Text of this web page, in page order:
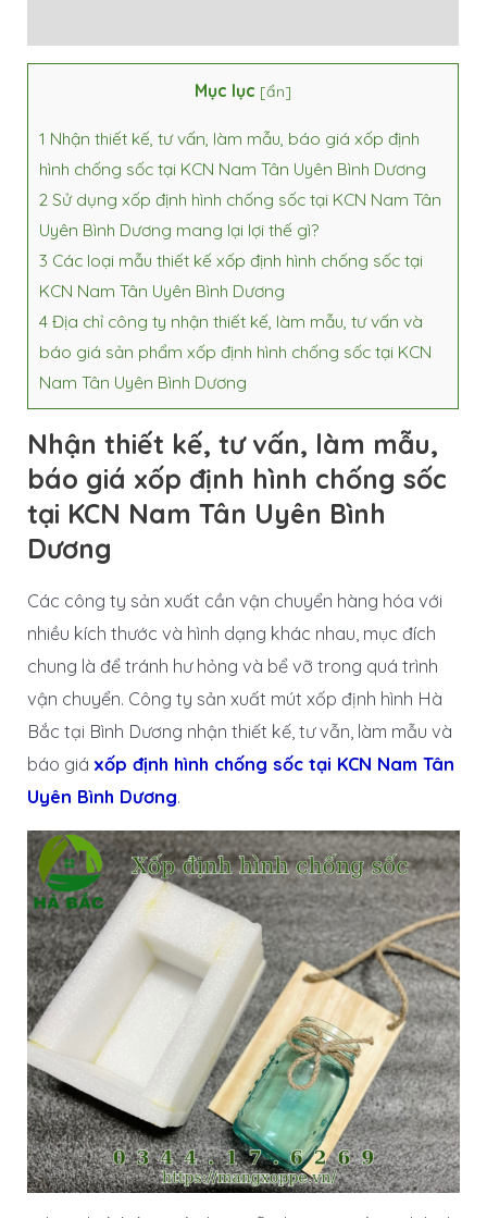
Mục lục [ẩn]
1 Nhận thiết kế, tư vấn, làm mẫu, báo giá xốp định
hình chống sốc tại KCN Nam Tân Uyên Bình Dương
2 Sử dụng xốp định hình chống sốc tại KCN Nam Tân
Uyên Bình Dương mang lại lợi thế gì?
3 Các loại mẫu thiết kế xốp định hình chống sốc tại
KCN Nam Tân Uyên Bình Dương
4 Địa chỉ công ty nhận thiết kế, làm mẫu, tư vấn và
báo giá sản phẩm xốp định hình chống sốc tại KCN
Nam Tân Uyên Bình Dương
Nhận thiết kế, tư vấn, làm mẫu,
báo giá xốp định hình chống sốc
tại KCN Nam Tân Uyên Bình
Dương
Các công ty sản xuất cần vận chuyển hàng hóa với
nhiều kích thước và hình dạng khác nhau, mục đích
chung là để tránh hư hỏng và bể vỡ trong quá trình
vận chuyển. Công ty sản xuất mút xốp định hình Hà
Bắc tại Bình Dương nhận thiết kế, tư vẫn, làm mẫu và
báo giá xốp định hình chống sốc tại KCN Nam Tân
Uyên Bình Dương.